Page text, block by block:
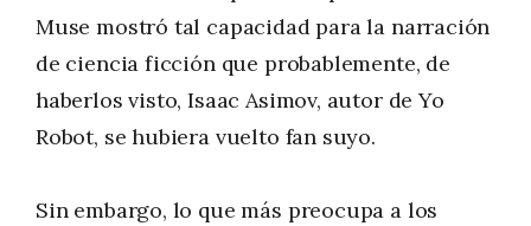
Muse mostró tal capacidad para la narración
de ciencia ficción que probablemente, de
haberlos visto, Isaac Asimov, autor de Yo
Robot, se hubiera vuelto fan suyo.
Sin embargo, lo que más preocupa a los